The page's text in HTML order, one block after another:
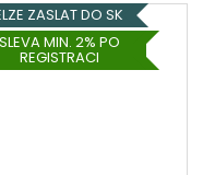
ZASLAT DO SK
SLEVA MIN. 2% PO
REGISTRACI